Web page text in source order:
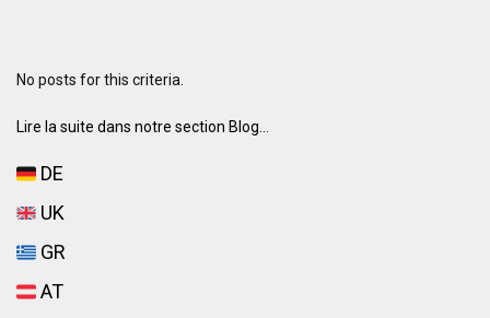
No posts for this criteria.
Lire la suite dans notre section Blog...
DE
UK
GR
AT